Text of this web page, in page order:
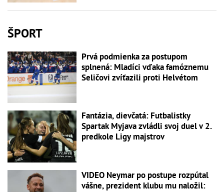
ŠPORT
Prvá podmienka za postupom
splnená: Mladíci vďaka famóznemu
Seličovi zvíťazili proti Helvétom
Fantázia, dievčatá: Futbalistky
Spartak Myjava zvládli svoj duel v 2.
predkole Ligy majstrov
VIDEO Neymar po postupe rozpútal
vášne, prezident klubu mu naložil: